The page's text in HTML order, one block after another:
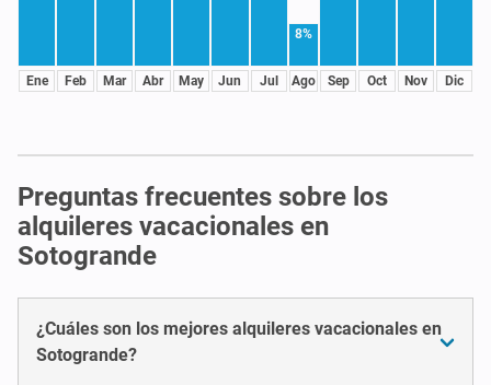
Ene Feb Mar Abr May Jun Jul
8%
Ago Sep Oct Nov Dic
Preguntas frecuentes sobre los
alquileres vacacionales en
Sotogrande
¿Cuáles son los mejores alquileres vacacionales en
Sotogrande?